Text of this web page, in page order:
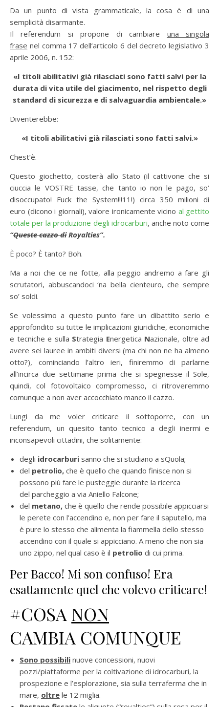
Da un punto di vista grammaticale, la cosa è di una
semplicità disarmante.
Il referendum si propone di cambiare una singola
frase nel comma 17 dell’articolo 6 del decreto legislativo 3
aprile 2006, n. 152:
«I titoli abilitativi già rilasciati sono fatti salvi per la
durata di vita utile del giacimento, nel rispetto degli
standard di sicurezza e di salvaguardia ambientale.»
Diventerebbe:
«I titoli abilitativi già rilasciati sono fatti salvi.»
Chest’è.
Questo giochetto, costerà allo Stato (il cattivone che si
ciuccia le VOSTRE tasse, che tanto io non le pago, so’
disoccupato! Fuck the System!!!11!) circa 350 milioni di
euro (dicono i giornali), valore ironicamente vicino al gettito
totale per la produzione degli idrocarburi, anche noto come
“Queste cazzo diRoyalties”.
È poco? È tanto? Boh.
Ma a noi che ce ne fotte, alla peggio andremo a fare gli
scrutatori, abbuscandoci ‘na bella cienteuro, che sempre
so’ soldi.
Se volessimo a questo punto fare un dibattito serio e
approfondito su tutte le implicazioni giuridiche, economiche
e tecniche e sulla Strategia Energetica Nazionale, oltre ad
avere sei lauree in ambiti diversi (ma chi non ne ha almeno
otto?), cominciando l’altro ieri, finiremmo di parlarne
all’incirca due settimane prima che si spegnesse il Sole,
quindi, col fotovoltaico compromesso, ci ritroveremmo
comunque a non aver accocchiato manco il cazzo.
Lungi da me voler criticare il sottoporre, con un
referendum, un quesito tanto tecnico a degli inermi e
inconsapevoli cittadini, che solitamente:
degli idrocarburi sanno che si studiano a sQuola;
del petrolio, che è quello che quando finisce non si
possono più fare le pusteggie durante la ricerca
del parcheggio a via Aniello Falcone;
del metano, che è quello che rende possibile appicciarsi
le perete con l’accendino e, non per fare il saputello, ma
è pure lo stesso che alimenta la fiammella dello stesso
accendino con il quale si appicciano. A meno che non sia
uno zippo, nel qual caso è il petrolio di cui prima.
Per Bacco! Mi son confuso! Era
esattamente quel che volevo criticare!
#COSA NON
CAMBIA COMUNQUE
Sono possibili nuove concessioni, nuovi
pozzi/piattaforme per la coltivazione di idrocarburi, la
prospezione e l’esplorazione, sia sulla terraferma che in
mare, oltre le 12 miglia.